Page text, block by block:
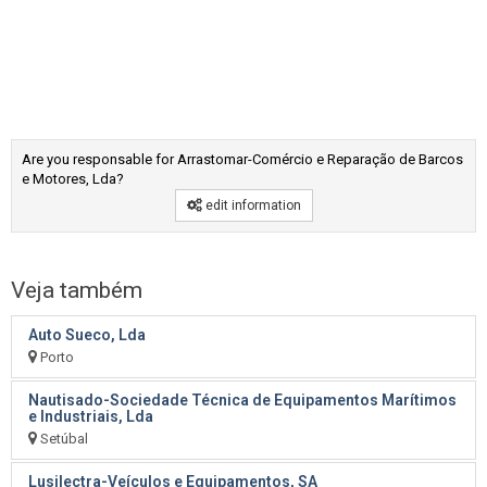
Are you responsable for Arrastomar-Comércio e Reparação de Barcos
e Motores, Lda?
edit information
Veja também
Auto Sueco, Lda
Porto
Nautisado-Sociedade Técnica de Equipamentos Marítimos
e Industriais, Lda
Setúbal
Lusilectra-Veículos e Equipamentos, SA